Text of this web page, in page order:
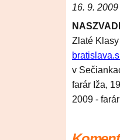
16. 9. 2009
Zlaté Klasy
v
farár Iža,
2009 -